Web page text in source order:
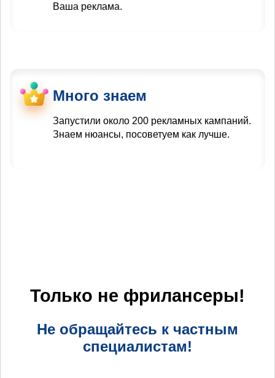
Ваша реклама.
Много знаем
Запустили около 200 рекламных кампаний.
Знаем нюансы, посоветуем как лучше.
Только не фрилансеры!
Не обращайтесь к частным
специалистам!